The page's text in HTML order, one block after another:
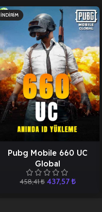
İNDIRIM
Pubg Mobile 660 UC
Global
458,41₺ 437,57 ₺